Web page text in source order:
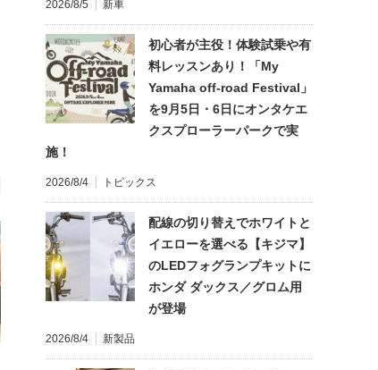
2026/8/5 新車
初心者が主役！体験試乗や有
料レッスンあり！「My
Yamaha off-road Festival」
を9月5日・6日にオンタケエ
クスプローラーパークで実
施！
2026/8/4 トピックス
配線の切り替えでホワイトと
イエローを選べる【キジマ】
のLEDフォグランプキットに
ホンダ ダックス／グロム用
が登場
2026/8/4 新製品